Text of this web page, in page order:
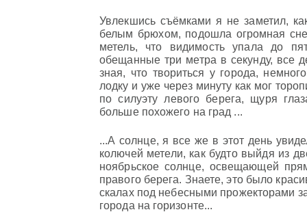
Увлекшись съёмками я не заметил,
белым брюхом, подошла огромная
метель, что видимость упала до
обещанные три метра в секунду, все
зная, что твориться у города,
лодку и уже через минуту как мог
по силуэту левого берега, щуря
больше похожего на град ...
...А солнце, я все же в этот день
колючей метели, как будто выйдя из
ноябрьское солнце, освещающей
правого берега. Знаете, это было
скалах под небесными прожекторами
города на горизонте...